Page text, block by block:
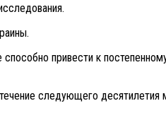
привести к
следующего десятилетия